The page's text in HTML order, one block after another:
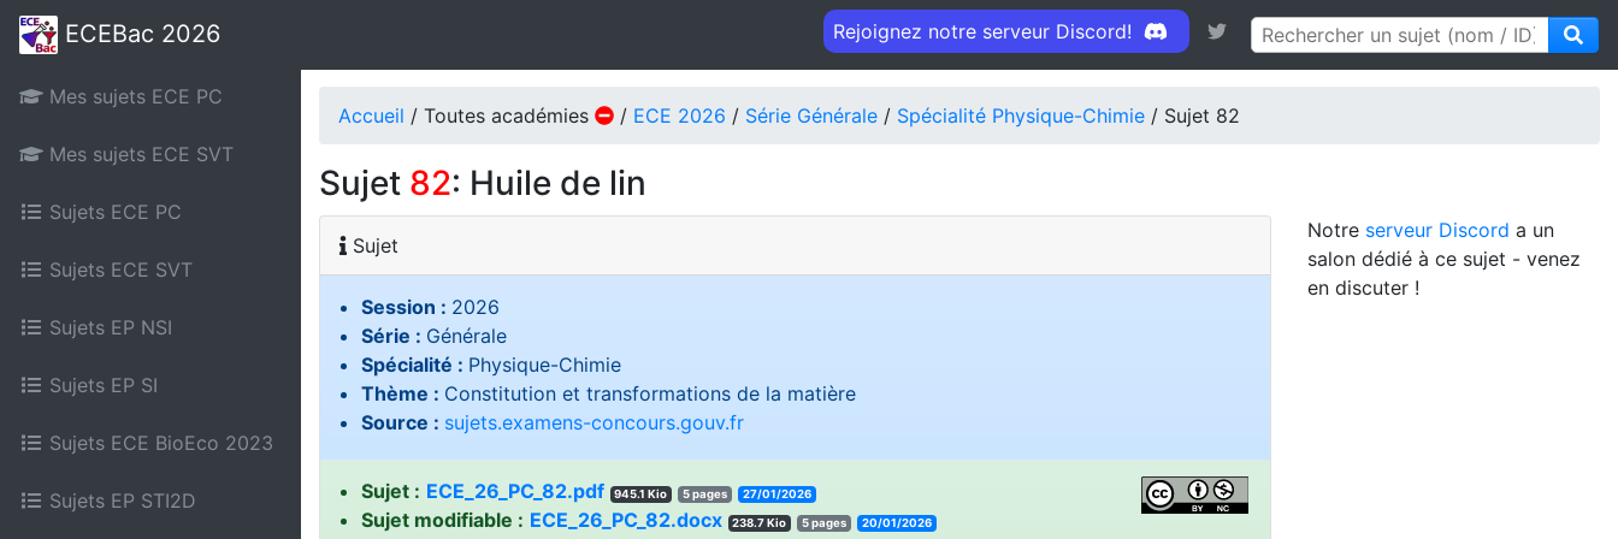
ECEBac 2026
Mes sujets ECE PC
Mes sujets ECE SVT
Sujets ECE PC
Sujets ECE SVT
Sujets EP NSI
Sujets EP SI
Sujets ECE BioEco 2023
Sujets EP STI2D
Rejoignez notre serveur Discord!
Accueil / Toutes académies / ECE 2026 / Série Générale / Spécialité Physique-Chimie / Sujet 82
Sujet 82: Huile de lin
Sujet
Session : 2026
Série : Générale
Spécialité : Physique-Chimie
Thème : Constitution et transformations de la matière
Source : sujets.examens-concours.gouv.fr
Sujet : ECE_26_PC_82.pdf 945.1 Kio 5 pages 27/01/2026
Sujet modifiable : ECE_26_PC_82.docx 238.7 Kio 5 pages 20/01/2026
Notre serveur Discord a un
salon dédié à ce sujet - venez
en discuter !